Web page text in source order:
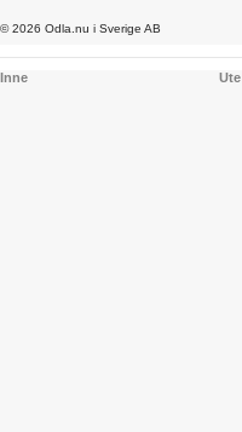
© 2026 Odla.nu i Sverige AB
Inne Ute